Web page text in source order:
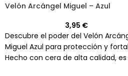
Velón Arcángel Miguel – Azul
3,95 €
Descubre el poder del Velón
Miguel Azul para protección y
Hecho con cera de alta calidad, es